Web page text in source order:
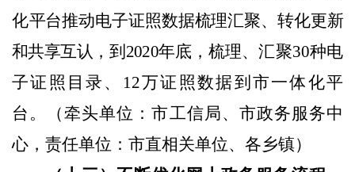
化平台推动电子证照数据梳理汇聚、转化更新
和共享互认，到 2020年底，梳理、汇聚30种电
子证照目录、 12万证照数据到市一体化平
台。
（牵头单位：市工信局、市政务服务中
心，责任单位：市直相关单位、各乡镇）